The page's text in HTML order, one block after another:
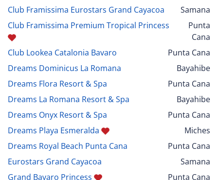
Club Framissima Eurostars Grand Cayacoa
Samana
Club Framissima Premium Tropical Princess
Punta
Cana
Club Lookea Catalonia Bavaro
Punta Cana
Dreams Dominicus La Romana
Bayahibe
Dreams Flora Resort & Spa
Punta Cana
Dreams La Romana Resort & Spa
Bayahibe
Dreams Onyx Resort & Spa
Punta Cana
Dreams Playa Esmeralda
Miches
Dreams Royal Beach Punta Cana
Punta Cana
Eurostars Grand Cayacoa
Samana
Grand Bavaro Princess
Punta Cana